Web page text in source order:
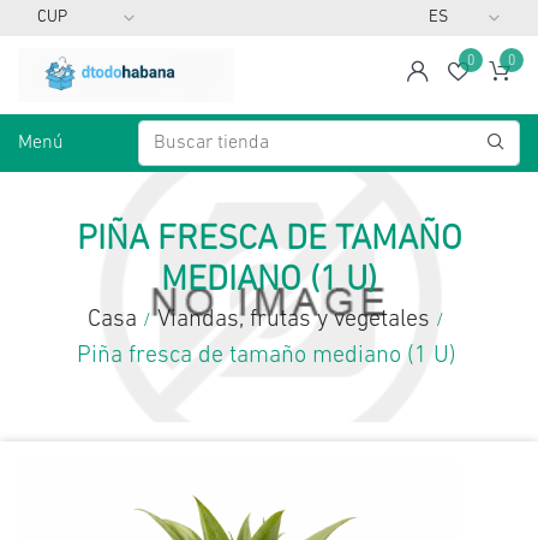
spanLista
0 0
Menú
PIÑA FRESCA DE TAMAÑO
MEDIANO (1 U)
Casa / Viandas, frutas y vegetales /
Piña fresca de tamaño mediano (1 U)